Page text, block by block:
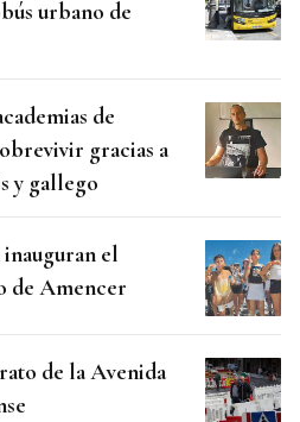
urbano de
de
gracias a
y gallego
el
de Amencer
de la Avenida